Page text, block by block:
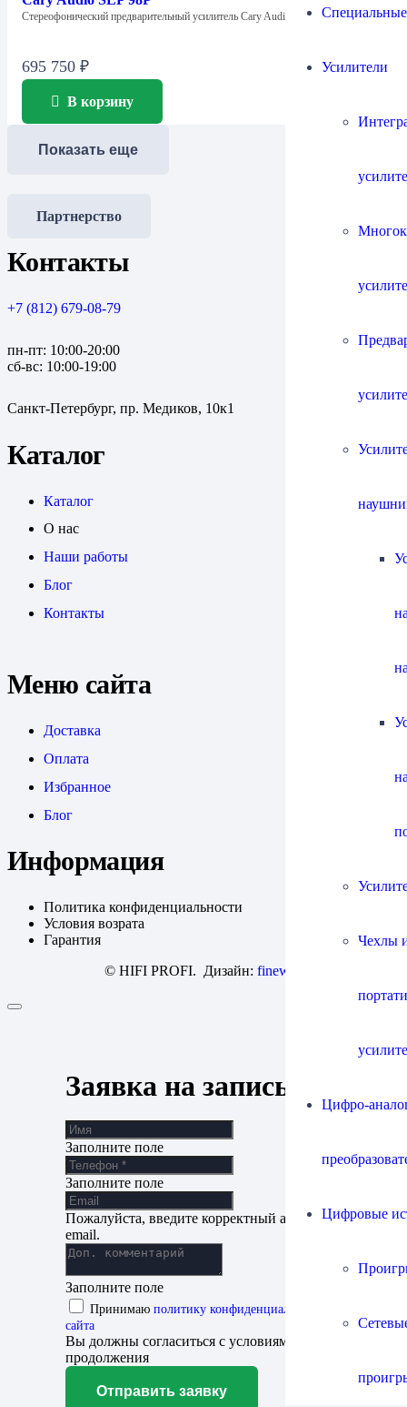
Усилители
Чехлы
Цифро-
Цифровые
Стереофонический предварительный усилитель Cary Audio Design…
695 750 ₽
В корзину
Показать еще
Партнерство
Контакты
+7 (812) 679-08-79
пн-пт: 10:00-20:00
сб-вс: 10:00-19:00
Санкт-Петербург, пр. Медиков, 10к1
Каталог
Каталог
О нас
Наши работы
Блог
Контакты
Меню сайта
Доставка
Оплата
Избранное
Блог
Информация
Политика конфиденциальности
Условия возрата
Гарантия
© HIFI PROFI. Дизайн: fineweb
Заявка на запись
Заполните поле
Заполните поле
Пожалуйста, введите корректный адрес
email.
Заполните поле
Принимаю политику конфиденциальности
сайта
Вы должны согласиться с условиями для
продолжения
Отправить заявку